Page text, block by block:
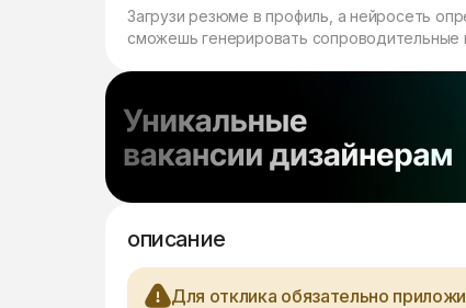
Загрузи резюме в профиль, а нейросеть
сможешь генерировать сопроводительные
описание
Для отклика обязательно